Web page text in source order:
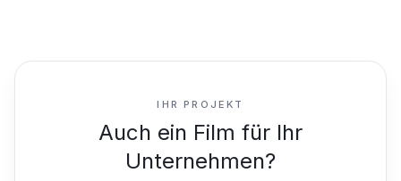
IHR PROJEKT
Auch ein Film für Ihr
Unternehmen?